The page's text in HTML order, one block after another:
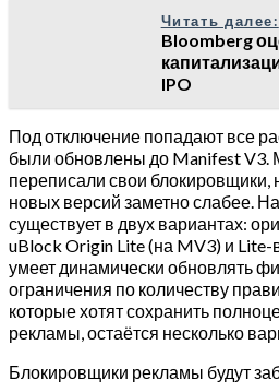
Читать далее:
Bloomberg
IPO
Под отключение попадают все
были обновлены до Manifest V3.
переписали свои блокировщики,
новых версий заметно слабее.
существует в двух вариантах:
uBlock Origin Lite (на MV3) и Lite-
умеет динамически обновлять
ограничения по количеству
которые хотят сохранить
рекламы, остаётся несколько
Блокировщики рекламы будут